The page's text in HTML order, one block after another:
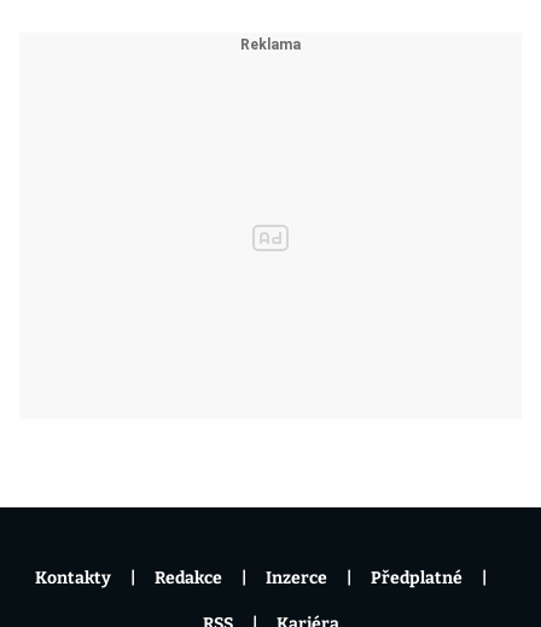
Kontakty Redakce Inzerce Předplatné